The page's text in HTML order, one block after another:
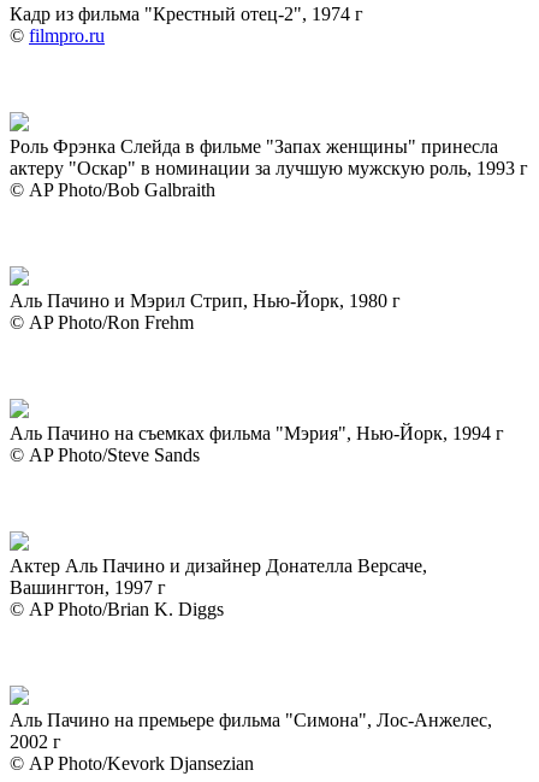
Кадр из фильма "Крестный отец-2", 1974 г
© filmpro.ru
Роль Фрэнка Слейда в фильме "Запах женщины" принесла
актеру "Оскар" в номинации за лучшую мужскую роль, 1993 г
© AP Photo/Bob Galbraith
Аль Пачино и Мэрил Стрип, Нью-Йорк, 1980 г
© AP Photo/Ron Frehm
Аль Пачино на съемках фильма "Мэрия", Нью-Йорк, 1994 г
© AP Photo/Steve Sands
Актер Аль Пачино и дизайнер Донателла Версаче,
Вашингтон, 1997 г
© AP Photo/Brian K. Diggs
Аль Пачино на премьере фильма "Симона", Лос-Анжелес,
2002 г
© AP Photo/Kevork Djansezian